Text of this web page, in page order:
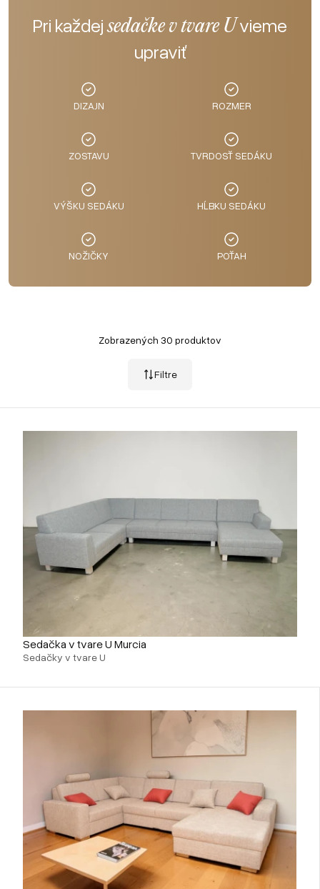
preferujete moderný minimalizmus, nadčasovú eleganciu alebo
domov a poskytne pohodlie na každý deň.
Pri každejsedačke v tvare Uvieme
upraviť
DIZAJN ROZMER
ZOSTAVU TVRDOSŤ SEDÁKU
VÝŠKU SEDÁKU HĹBKU SEDÁKU
NOŽIČKY POŤAH
Zobrazených 30 produktov
Filtre
Sedačka v tvare U Murcia
Sedačky v tvare U